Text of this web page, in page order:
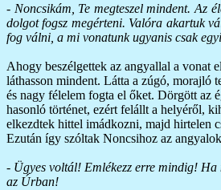
- Noncsikám, Te megteszel mindent. Az
dolgot fogsz megérteni. Valóra akartuk
fog válni, a mi vonatunk ugyanis csak
Ahogy beszélgettek az angyallal a vonat
láthasson mindent. Látta a zúgó, morajló
és nagy félelem fogta el őket. Dörgött az
hasonló történet, ezért felállt a helyéről,
elkezdtek hittel imádkozni, majd hirtelen
Ezután így szóltak Noncsihoz az
- Ügyes voltál! Emlékezz erre mindig! Ha
az Úrban!